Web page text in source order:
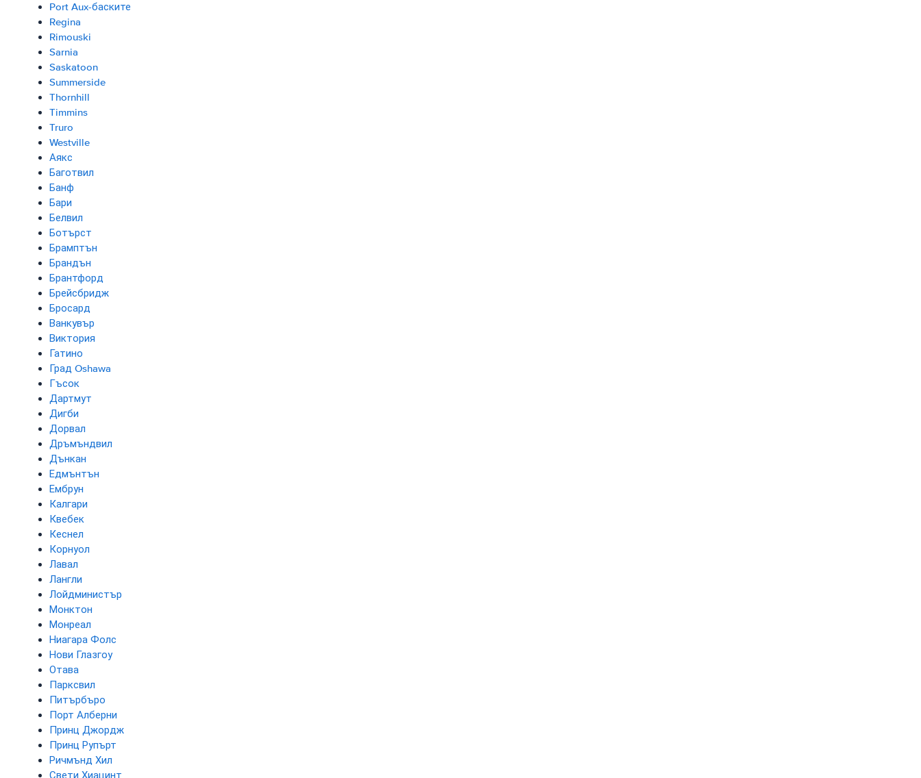
Port Aux-баските
Regina
Rimouski
Sarnia
Saskatoon
Summerside
Thornhill
Timmins
Truro
Westville
Аякс
Баготвил
Банф
Бари
Белвил
Ботърст
Брамптън
Брандън
Брантфорд
Брейсбридж
Бросард
Ванкувър
Виктория
Гатино
Град Oshawa
Гъсок
Дартмут
Дигби
Дорвал
Дръмъндвил
Дънкан
Едмънтън
Ембрун
Калгари
Квебек
Кеснел
Корнуол
Лавал
Лангли
Лойдминистър
Монктон
Монреал
Ниагара Фолс
Нови Глазгоу
Отава
Парксвил
Питърбъро
Порт Алберни
Принц Джордж
Принц Рупърт
Ричмънд Хил
Свети Хиацинт